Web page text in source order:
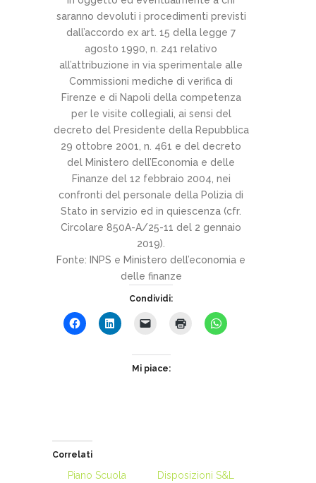
saranno devoluti i procedimenti previsti
dall’accordo ex art. 15 della legge 7
agosto 1990, n. 241 relativo
all’attribuzione in via sperimentale alle
Commissioni mediche di verifica di
Firenze e di Napoli della competenza
per le visite collegiali, ai sensi del
decreto del Presidente della Repubblica
29 ottobre 2001, n. 461 e del decreto
del Ministero dell’Economia e delle
Finanze del 12 febbraio 2004, nei
confronti del personale della Polizia di
Stato in servizio ed in quiescenza (cfr.
Circolare 850A-A/25-11 del 2 gennaio
2019).
Fonte: INPS e Ministero dell’economia e
delle finanze
Condividi:
Mi piace:
Correlati
Piano Scuola Disposizioni S&L